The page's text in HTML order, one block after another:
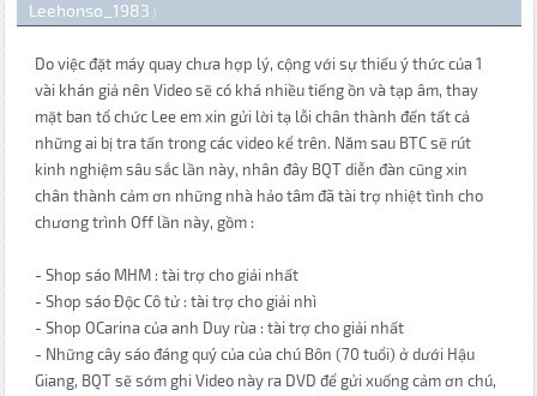
Leehonso_1983 .)
Do việc đặt máy quay chưa hợp lý, cộng với sự thiếu ý thức của 1
vài khán giả nên Video sẽ có khá nhiều tiếng ồn và tạp âm, thay
mặt ban tổ chức Lee em xin gửi lời tạ lỗi chân thành đến tất cả
những ai bị tra tấn trong các video kể trên. Năm sau BTC sẽ rút
kinh nghiệm sâu sắc lần này, nhân đây BQT diễn đàn cũng xin
chân thành cảm ơn những nhà hảo tâm đã tài trợ nhiệt tình cho
chương trình Off lần này, gồm :
- Shop sáo MHM : tài trợ cho giải nhất
- Shop sáo Độc Cô tử : tài trợ cho giải nhì
- Shop OCarina của anh Duy rùa : tài trợ cho giải nhất
- Những cây sáo đáng quý của của chú Bôn (70 tuổi) ở dưới Hậu
Giang, BQT sẽ sớm ghi Video này ra DVD để gửi xuống cảm ơn chú,